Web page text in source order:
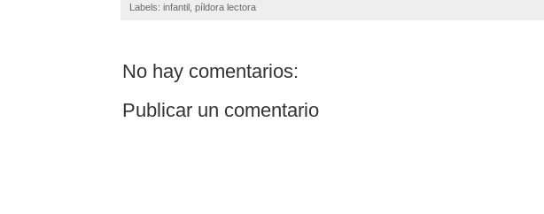
Labels: infantil píldora lectora
No hay comentarios:
Publicar un comentario